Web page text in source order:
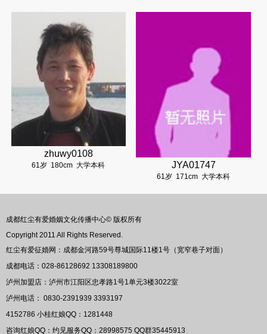
zhuwy0108
61岁 180cm 大学本科 JYA01747
61岁 171cm 大学本科
成都红尘有爱婚姻文化传播中心© 版权所有
Copyright 2011 All Rights Reserved.
红尘有爱征婚网：成都金河路59号尊城国际11楼1号（宽窄巷子对面）
成都电话：028-86128692 13308189800
泸州加盟店：泸州市江阳区忠孝路1号1单元3楼3022室
泸州电话： 0830-2391939 3393197
4152786 小桂红娘QQ： 1281448
咨询红娘QQ：约见服务QQ： 28998575 QQ群35445913